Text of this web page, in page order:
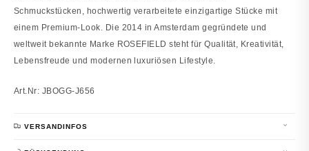
Schmuckstücken, hochwertig verarbeitete einzigartige Stücke mit
einem Premium-Look. Die 2014 in Amsterdam gegründete und
weltweit bekannte Marke ROSEFIELD steht für Qualität, Kreativität,
Lebensfreude und modernen luxuriösen Lifestyle.
Art.Nr: JBOGG-J656
VERSANDINFOS